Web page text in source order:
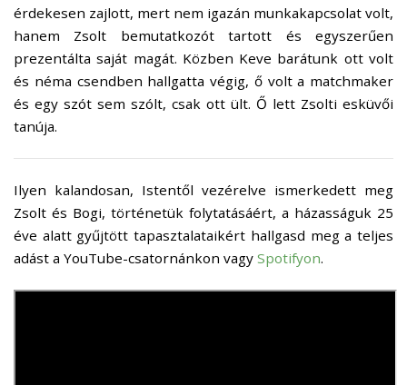
érdekesen zajlott, mert nem igazán munkakapcsolat volt,
hanem Zsolt bemutatkozót tartott és egyszerűen
prezentálta saját magát. Közben Keve barátunk ott volt
és néma csendben hallgatta végig, ő volt a matchmaker
és egy szót sem szólt, csak ott ült. Ő lett Zsolti esküvői
tanúja.
Ilyen kalandosan, Istentől vezérelve ismerkedett meg
Zsolt és Bogi, történetük folytatásáért, a házasságuk 25
éve alatt gyűjtött tapasztalataikért hallgasd meg a teljes
adást a YouTube-csatornánkon vagy Spotifyon.